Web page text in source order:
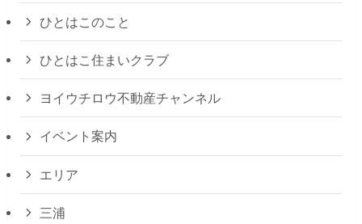
ひとはこのこと
ひとはこ住まいクラブ
ヨイウチロウ不動産チャンネル
イベント案内
エリア
三浦